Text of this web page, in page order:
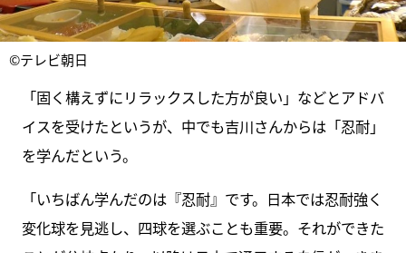
©テレビ朝日
「固く構えずにリラックスした方が良い」などとアドバ
イスを受けたというが、中でも吉川さんからは「忍耐」
を学んだという。
「いちばん学んだのは『忍耐』です。日本では忍耐強く
変化球を見逃し、四球を選ぶことも重要。それができた